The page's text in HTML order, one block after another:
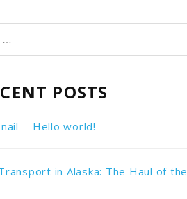
POSTS
Hello world!
in Alaska: The Haul of the